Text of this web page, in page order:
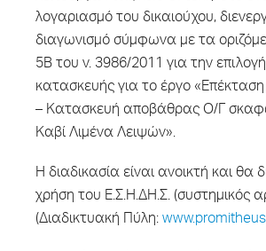
λογαριασμό του δικαιούχου,
διαγωνισμό σύμφωνα με τα
5Β του ν. 3986/2011 για την
κατασκευής για το έργο
– Κατασκευή αποβάθρας Ο/Γ
Καβί Λιμένα Λειψών».
Η διαδικασία είναι ανοικτή και θα
χρήση του Ε.Σ.Η.ΔΗ.Σ. (συστημικός
(Διαδικτυακή Πύλη: